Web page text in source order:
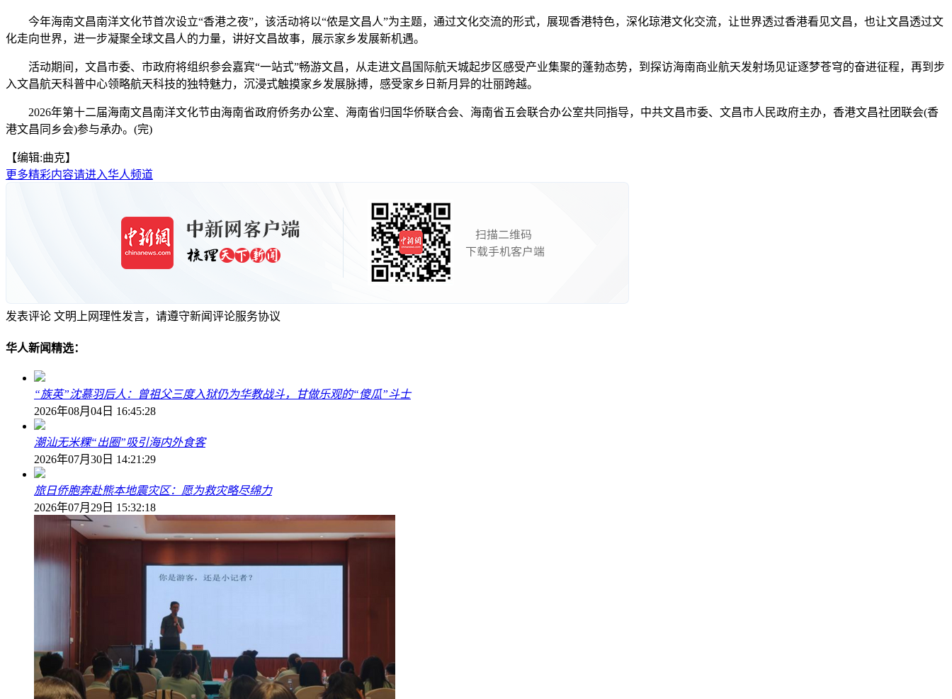
今年海南文昌南洋文化节首次设立“香港之夜”，该活动将以“侬是文昌人”为主题，通过文化交流的形式，展现香港特色，深化琼港文化交流，让世界透过香港看见文昌，也让文昌透过文
化走向世界，进一步凝聚全球文昌人的力量，讲好文昌故事，展示家乡发展新机遇。
活动期间，文昌市委、市政府将组织参会嘉宾“一站式”畅游文昌，从走进文昌国际航天城起步区感受产业集聚的蓬勃态势，到探访海南商业航天发射场见证逐梦苍穹的奋进征程，再到步
入文昌航天科普中心领略航天科技的独特魅力，沉浸式触摸家乡发展脉搏，感受家乡日新月异的壮丽跨越。
2026年第十二届海南文昌南洋文化节由海南省政府侨务办公室、海南省归国华侨联合会、海南省五会联合办公室共同指导，中共文昌市委、文昌市人民政府主办，香港文昌社团联会(香
港文昌同乡会)参与承办。(完)
【编辑:曲克】
更多精彩内容请进入华人频道
发表评论 文明上网理性发言，请遵守新闻评论服务协议
华人新闻精选：
“族英”沈慕羽后人：曾祖父三度入狱仍为华教战斗，甘做乐观的“傻瓜”斗士
2026年08月04日 16:45:28
潮汕无米粿“出圈”吸引海内外食客
2026年07月30日 14:21:29
旅日侨胞奔赴熊本地震灾区：愿为救灾略尽绵力
2026年07月29日 15:32:18